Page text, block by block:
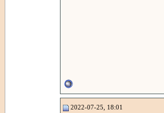
2022-07-25, 18:01